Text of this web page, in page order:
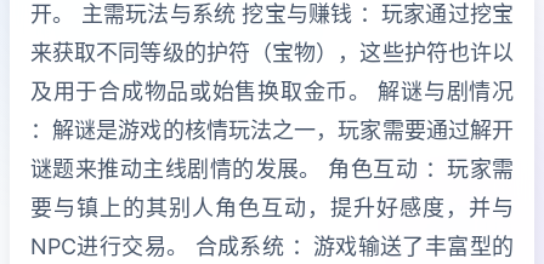
开。 主需玩法与系统 挖宝与赚钱 ：玩家通过挖宝
来获取不同等级的护符（宝物），这些护符也许以
及用于合成物品或始售换取金币。 解谜与剧情况
：解谜是游戏的核情玩法之一，玩家需要通过解开
谜题来推动主线剧情的发展。 角色互动 ：玩家需
要与镇上的其别人角色互动，提升好感度，并与
NPC进行交易。 合成系统 ：游戏输送了丰富型的